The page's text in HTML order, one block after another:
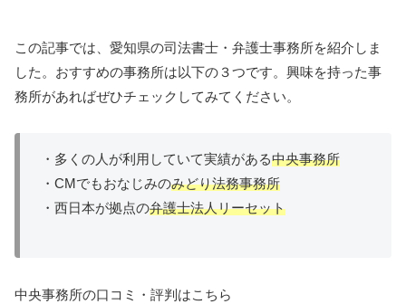
この記事では、愛知県の司法書士・弁護士事務所を紹介しま
した。おすすめの事務所は以下の３つです。興味を持った事
務所があればぜひチェックしてみてください。
・多くの人が利用していて実績がある中央事務所
・CMでもおなじみのみどり法務事務所
・西日本が拠点の弁護士法人リーセット
中央事務所の口コミ・評判はこちら